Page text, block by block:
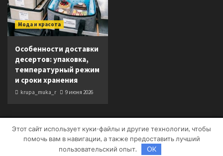
Мода и красота
Особенности доставки
десертов: упаковка,
температурный режим
и сроки хранения
krupa_muka_r 9 июня 2026
Copyright © Все права защищены.|CoverNewsот AF
themes.
Этот сайт использует куки-файлы и другие технологии, чтобы
помочь вам в навигации, а также предоставить лучший
пользовательский опыт.
OK